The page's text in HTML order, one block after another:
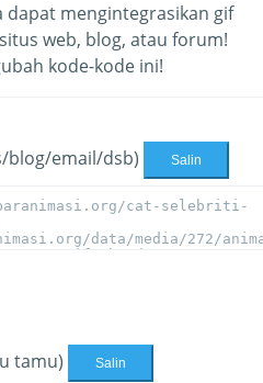
dapat mengintegrasikan gif
web, blog, atau forum!
kode-kode ini!
blog/email/dsb) Salin
tamu) Salin